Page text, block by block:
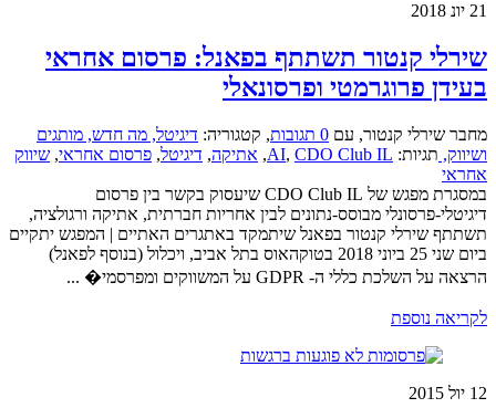
21 יונ 2018
שירלי קנטור תשתתף בפאנל: פרסום אחראי
בעידן פרוגרמטי ופרסונאלי
מחבר שירלי קנטור, עם 0 תגובות , קטגוריה: דיגיטל, מה חדש, מותגים
ושיווק, תגיות: AI, CDO Club IL
, אתיקה, דיגיטל, פרסום אחראי, שיווק
אחראי
במסגרת מפגש של CDO Club IL שיעסוק בקשר בין פרסום
דיגיטלי-פרסונלי מבוסס-נתונים לבין אחריות חברתית, אתיקה ורגולציה,
תשתתף שירלי קנטור בפאנל שיתמקד באתגרים האתיים | המפגש יתקיים
ביום שני 25 ביוני 2018 בטוקהאוס בתל אביב, ויכלול (בנוסף לפאנל)
הרצאה על השלכת כללי ה- GDPR על המשווקים ומפרסמי� ...
לקריאה נוספת
12 יול 2015